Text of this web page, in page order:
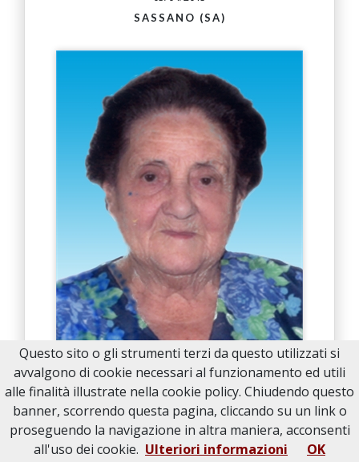
SASSANO (SA)
FRANCESCA SICA
di anni 94
Questo sito o gli strumenti terzi da questo utilizzati si
avvalgono di cookie necessari al funzionamento ed utili
alle finalità illustrate nella cookie policy. Chiudendo questo
banner, scorrendo questa pagina, cliccando su un link o
proseguendo la navigazione in altra maniera, acconsenti
all'uso dei cookie. Ulteriori informazioni OK